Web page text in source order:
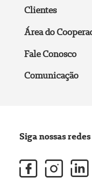
Clientes
Área do
Fale Conosco
Comunicação
Siga nossas